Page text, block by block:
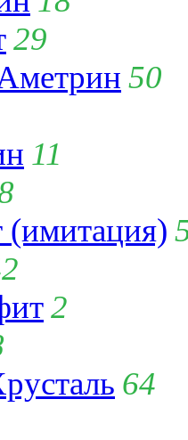
29
50
11
(имитация)
2
64